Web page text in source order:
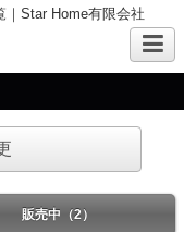
Star Home有限会社
販売中（2）